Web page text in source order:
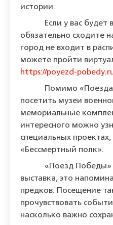
истории.
Если у вас будет
обязательно сходите
город не входит в
можете пройти
https://poyezd-
Помимо «Поезда
посетить музеи
мемориальные
интересного можно
специальных проектах,
«Бессмертный полк».
«Поезд Победы» –
выставка, это
предков. Посещение
прочувствовать
насколько важно